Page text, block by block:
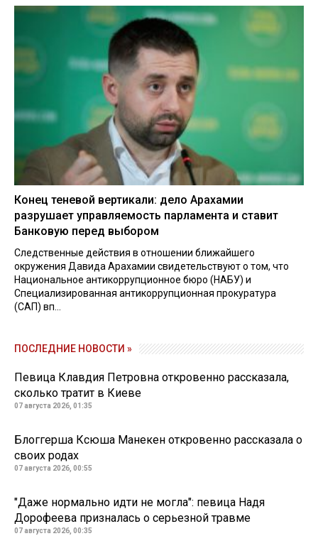
Конец теневой вертикали: дело Арахамии
разрушает управляемость парламента и ставит
Банковую перед выбором
Следственные действия в отношении ближайшего
окружения Давида Арахамии свидетельствуют о том, что
Национальное антикоррупционное бюро (НАБУ) и
Специализированная антикоррупционная прокуратура
(САП) вп...
ПОСЛЕДНИЕ НОВОСТИ »
Певица Клавдия Петровна откровенно рассказала,
сколько тратит в Киеве
07 августа 2026, 01:35
Блоггерша Ксюша Манекен откровенно рассказала о
своих родах
07 августа 2026, 00:55
"Даже нормально идти не могла": певица Надя
Дорофеева призналась о серьезной травме
07 августа 2026, 00:35